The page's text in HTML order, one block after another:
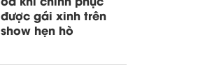
được gái xinh trên
show hẹn hò